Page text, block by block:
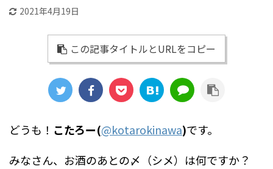
2021年4月19日
この記事タイトルとURLをコピー
どうも！ こたろー(@kotarokinawa)です。
みなさん、お酒のあとの〆（シメ）は何ですか？